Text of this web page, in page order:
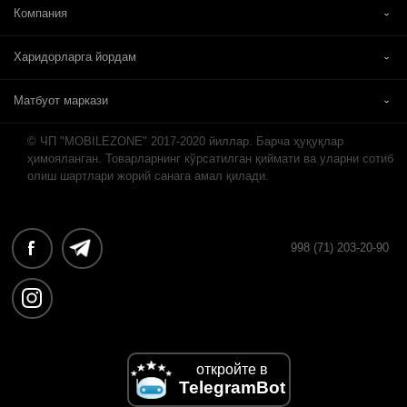
Компания
Харидорларга йордам
Матбуот маркази
© ЧП "MOBILEZONE" 2017-2020 йиллар. Барча ҳуқуқлар
ҳимояланган. Товарларнинг кўрсатилган қиймати ва уларни сотиб
олиш шартлари жорий санага амал қилади.
998 (71) 203-20-90
откройте в
TelegramBot